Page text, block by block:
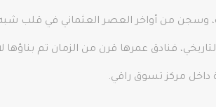
وسجن من أواخر العصر العثماني في قلب شبه
فنادق عمرها قرن من الزمان تم